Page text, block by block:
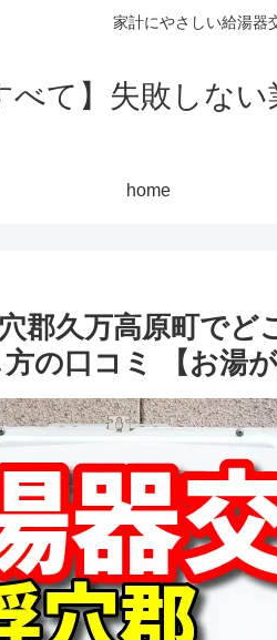
家計にやさしい給湯器
べて】失敗しな
home
郡久万高原町で
の口コミ 【お湯が